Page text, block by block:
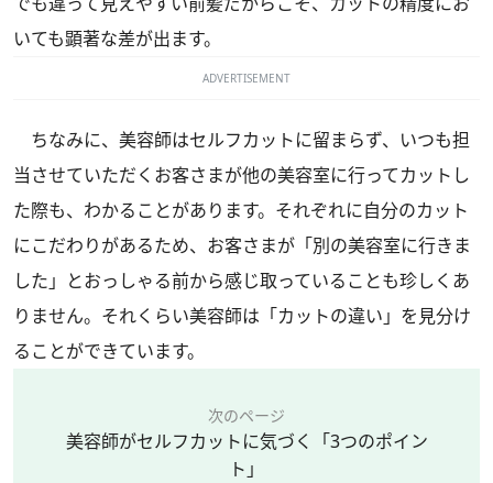
いても顕著な差が出ます。
ADVERTISEMENT
ちなみに、美容師はセルフカットに留まらず、いつも担
当させていただくお客さまが他の美容室に行ってカットし
た際も、わかることがあります。それぞれに自分のカット
にこだわりがあるため、お客さまが「別の美容室に行きま
した」とおっしゃる前から感じ取っていることも珍しくあ
りません。それくらい美容師は「カットの違い」を見分け
ることができています。
次のページ
美容師がセルフカットに気づく「3つのポイン
ト」